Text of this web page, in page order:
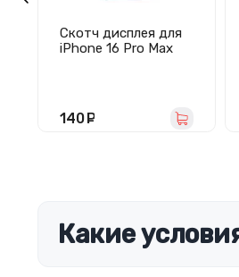
Скотч дисплея для
iPhone 16 Pro Max
140
Какие